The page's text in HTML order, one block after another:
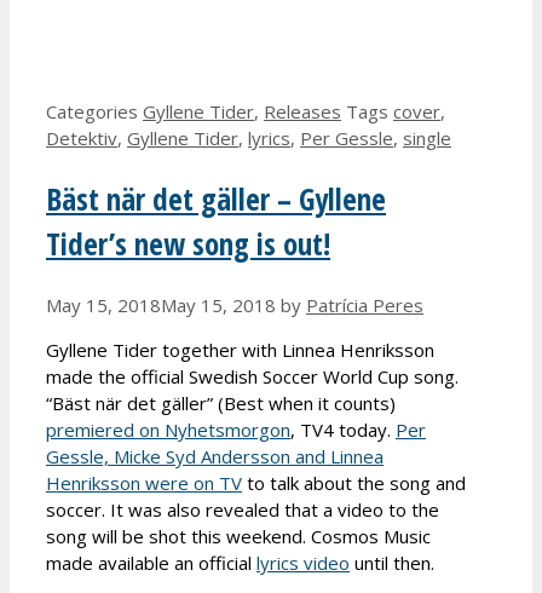
Categories Gyllene Tider, Releases Tags cover,
Detektiv, Gyllene Tider, lyrics, Per Gessle, single
Bäst när det gäller – Gyllene
Tider’s new song is out!
May 15, 2018May 15, 2018 by Patrícia Peres
Gyllene Tider together with Linnea Henriksson
made the official Swedish Soccer World Cup song.
“Bäst när det gäller” (Best when it counts)
premiered on Nyhetsmorgon, TV4 today. Per
Gessle, Micke Syd Andersson and Linnea
Henriksson were on TV to talk about the song and
soccer. It was also revealed that a video to the
song will be shot this weekend. Cosmos Music
made available an official lyrics video until then.